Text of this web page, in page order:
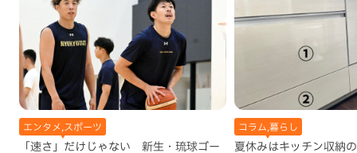
エンタメ,スポーツ
「速さ」だけじゃない 新生・琉球ゴー
コラム,暮らし
夏休みはキッチン収納